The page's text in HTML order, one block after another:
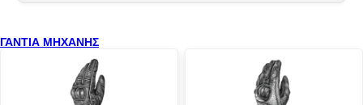
ΓΑΝΤΙΑ ΜΗΧΑΝΗΣ